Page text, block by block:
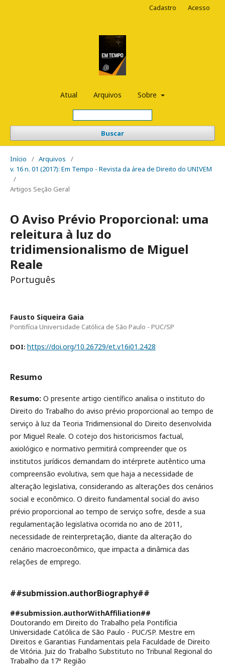
Atual Arquivos Sobre
Buscar
Cadastro Acesso
Início / Arquivos
/
v. 16 n. 01 (2017): Em Tempo - Revista da área de Direito do UNIVEM
/
Artigos Seção Geral
O Aviso Prévio Proporcional: uma
releitura à luz do
tridimensionalismo de Miguel
Reale
Português
Fausto Siqueira Gaia
Pontifícia Universidade Católica de São Paulo - PUC/SP
DOI: https://doi.org/10.26729/et.v16i01.2428
Resumo
Resumo: O presente artigo científico analisa o instituto do
Direito do Trabalho do aviso prévio proporcional ao tempo de
serviço à luz da Teoria Tridimensional do Direito desenvolvida
por Miguel Reale. O cotejo dos historicismos factual,
axiológico e normativo permitirá compreender que os
institutos jurídicos demandam do intérprete autêntico uma
compreensão evolutiva, sem que haja a necessidade de
alteração legislativa, considerando as alterações dos cenários
social e econômico. O direito fundamental social do aviso
prévio proporcional ao tempo de serviço sofre, desde a sua
regulamentação legislativa ocorrida no ano de 2011,
necessidade de reinterpretação, diante da alteração do
cenário macroeconômico, que impacta a dinâmica das
relações de emprego.
##submission.authorBiography##
##submission.authorWithAffiliation##
Doutorando em Direito do Trabalho pela Pontifícia
Universidade Católica de São Paulo - PUC/SP. Mestre em
Direitos e Garantias Fundamentais pela Faculdade de Direito
de Vitória. Juiz do Trabalho Substituto no Tribunal Regional do
Trabalho da 17ª Região